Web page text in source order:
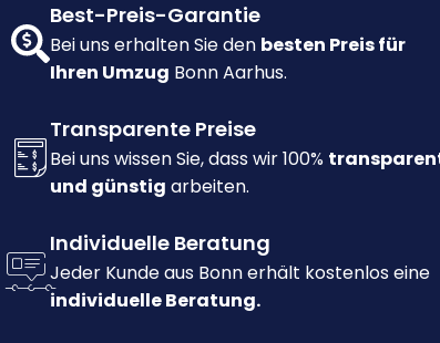
Best-Preis-Garantie
Bei uns erhalten Sie den besten Preis für
Ihren Umzug Bonn Aarhus.
Transparente Preise
Bei uns wissen Sie, dass wir 100%
und günstig arbeiten.
Individuelle Beratung
Jeder Kunde aus Bonn erhält kostenlos eine
individuelle Beratung.